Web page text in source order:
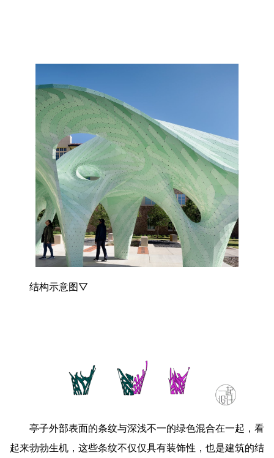
结构示意图▽
亭子外部表面的条纹与深浅不一的绿色混合在一起，看
起来勃勃生机，这些条纹不仅仅具有装饰性，也是建筑的结